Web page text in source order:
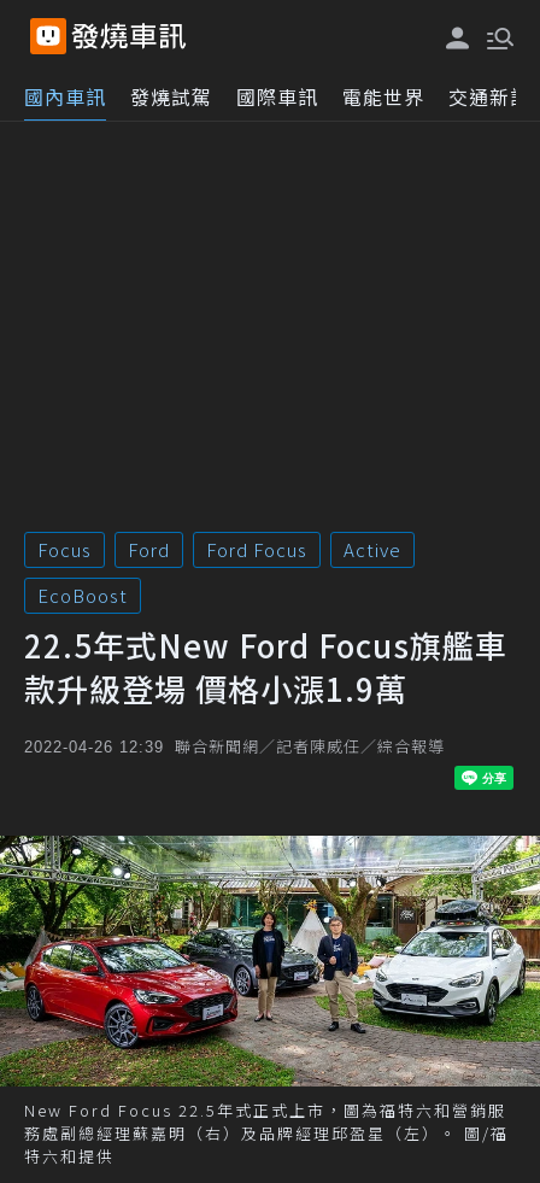
國內車訊 發燒試駕 國際車訊 電能世界 交通新訊
Focus Ford Ford Focus
Active
EcoBoost
22.5年式New Ford Focus旗艦車
款升級登場 價格小漲1.9萬
2022-04-26 12:39 聯合新聞網／記者陳威任／綜合報導
New Ford Focus 22.5年式正式上市，圖為福特六和營銷服
務處副總經理蘇嘉明（右）及品牌經理邱盈星（左）。 圖/福
特六和提供